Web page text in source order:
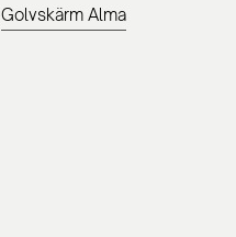
Golvskärm Alma